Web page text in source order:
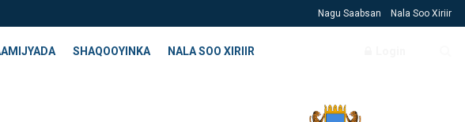
Nagu Saabsan Nala Soo Xiriir
SHAQOOYINKA NALA SOO XIRIIR